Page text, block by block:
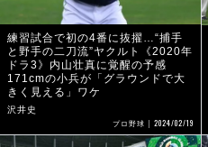
練習試合で初の4番に抜擢…“捕手
と野手の二刀流”ヤクルト《2020年
ドラ3》内山壮真に覚醒の予感
171cmの小兵が「グラウンドで大
きく見える」ワケ
沢井史
プロ野球 2024/02/19